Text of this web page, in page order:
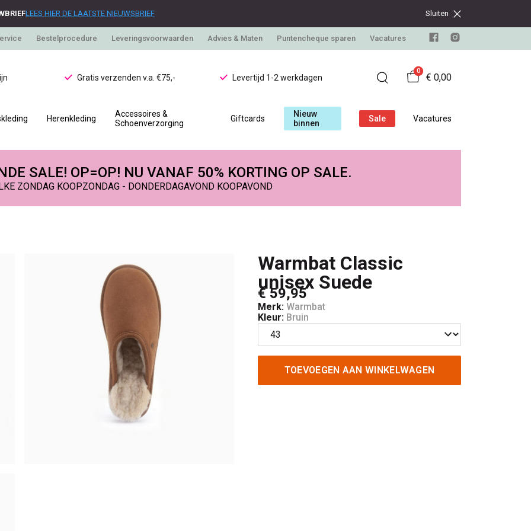
LEES HIER DE LAATSTE NIEUWSBRIEF Sluiten
Bestelprocedure Leveringsvoorwaarden Advies & Maten Puntencheque sparen Vacatures
Gratis verzenden v.a. €75,- Levertijd 1-2 werkdagen
0
€ 0,00
Herenkleding
Accessoires &
Schoenverzorging
Giftcards
Nieuw
binnen
Sale Vacatures
SALE! OP=OP! NU VANAF 50% KORTING OP SALE.
ZONDAG KOOPZONDAG - DONDERDAGAVOND KOOPAVOND
Warmbat Classic
unisex Suede
€ 59,95
Merk: Warmbat
Kleur: Bruin
TOEVOEGEN AAN WINKELWAGEN